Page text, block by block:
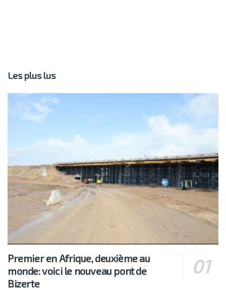
Les plus lus
Premier en Afrique, deuxième au
monde: voici le nouveau pont de
Bizerte